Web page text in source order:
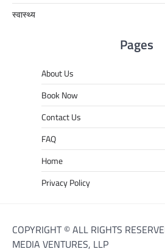
स्वास्थ्य
Pages
About Us
Book Now
Contact Us
FAQ
Home
Privacy Policy
COPYRIGHT © ALL RIGHTS
MEDIA VENTURES, LLP